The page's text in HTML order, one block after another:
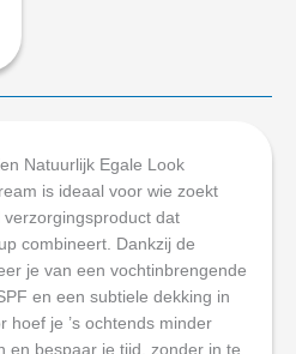
Natuurlijk Egale Look
is ideaal voor wie zoekt
dat
combineert. Dankzij de
je van een vochtinbrengende
en een subtiele dekking in
hoef je ’s ochtends minder
en bespaar je tijd, zonder in te